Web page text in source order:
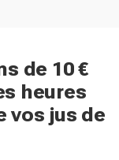
de 10 €
heures
vos jus de